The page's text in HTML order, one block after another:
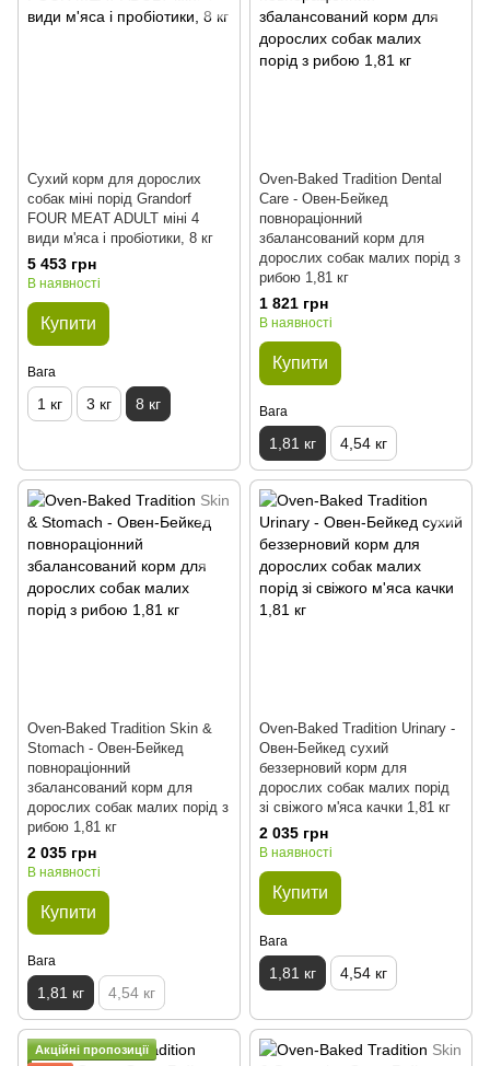
Сухий корм для дорослих
собак міні порід Grandorf
FOUR MEAT ADULT міні 4
види м'яса і пробіотики, 8 кг
5 453 грн
В наявності
Купити
Вага
1 кг 3 кг 8 кг
Oven-Baked Tradition Dental
Сare - Овен-Бейкед
повнораціонний
збалансований корм для
дорослих собак малих порід з
рибою 1,81 кг
1 821 грн
В наявності
Купити
Вага
1,81 кг 4,54 кг
Oven-Baked Tradition Skin &
Stomach - Овен-Бейкед
повнораціонний
збалансований корм для
дорослих собак малих порід з
рибою 1,81 кг
2 035 грн
В наявності
Купити
Вага
1,81 кг 4,54 кг
Oven-Baked Tradition Urinary -
Овен-Бейкед сухий
беззерновий корм для
дорослих собак малих порід
зі свіжого м'яса качки 1,81 кг
2 035 грн
В наявності
Купити
Вага
1,81 кг 4,54 кг
Акційні пропозиції